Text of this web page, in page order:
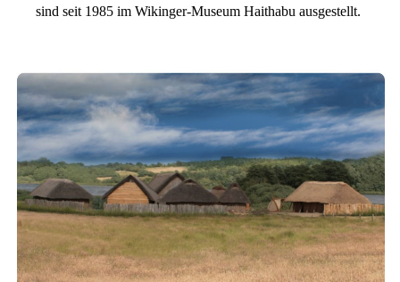
sind seit 1985 im Wikinger-Museum Haithabu ausgestellt.